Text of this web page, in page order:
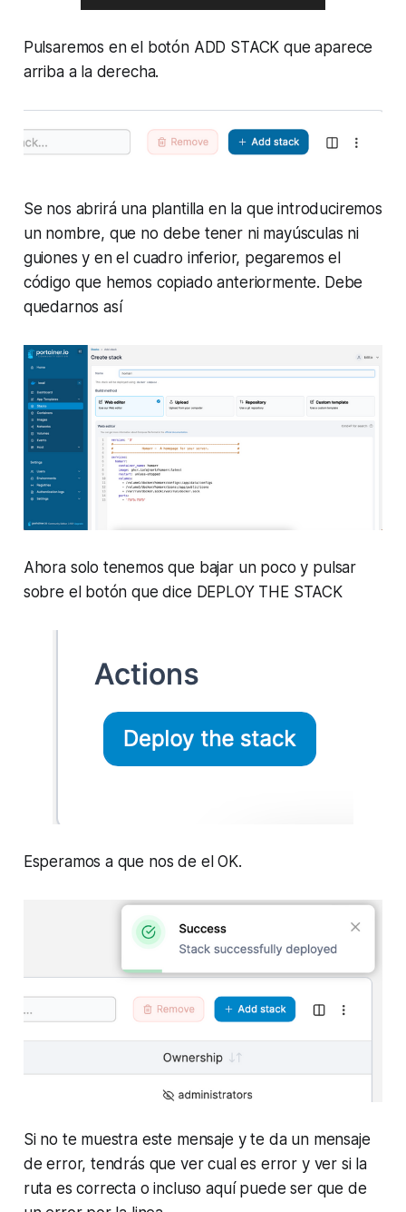
Pulsaremos en el botón ADD STACK que aparece
arriba a la derecha.
Se nos abrirá una plantilla en la que introduciremos
un nombre, que no debe tener ni mayúsculas ni
guiones y en el cuadro inferior, pegaremos el
código que hemos copiado anteriormente. Debe
quedarnos así
Ahora solo tenemos que bajar un poco y pulsar
sobre el botón que dice DEPLOY THE STACK
Esperamos a que nos de el OK.
Si no te muestra este mensaje y te da un mensaje
de error, tendrás que ver cual es error y ver si la
ruta es correcta o incluso aquí puede ser que de